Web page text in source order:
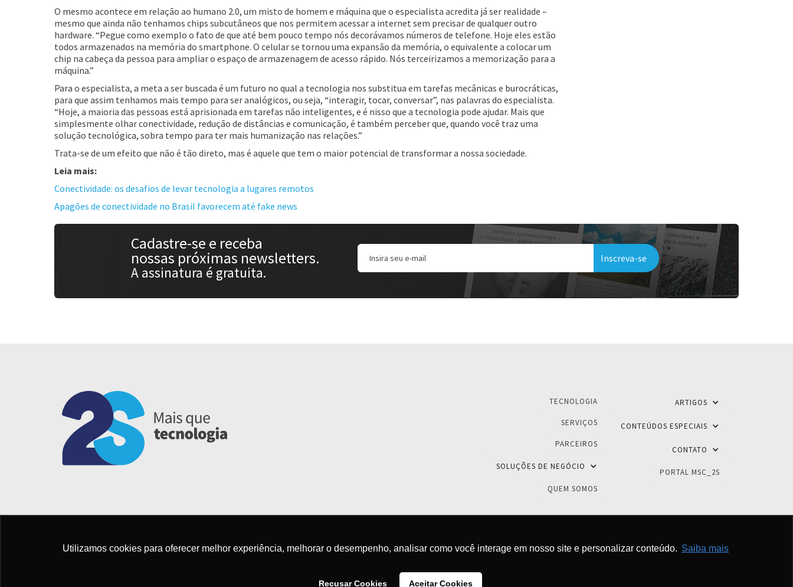
Utilizamos cookies para oferecer melhor experiência, melhorar o desempenho, analisar como você interage em nosso site e personalizar conteúdo. Saiba mais
Recusar Cookies Aceitar Cookies
O mesmo acontece em relação ao humano 2.0, um misto de homem e máquina que o especialista acredita já ser realidade –
mesmo que ainda não tenhamos chips subcutâneos que nos permitem acessar a internet sem precisar de qualquer outro
hardware. “Pegue como exemplo o fato de que até bem pouco tempo nós decorávamos números de telefone. Hoje eles estão
todos armazenados na memória do smartphone. O celular se tornou uma expansão da memória, o equivalente a colocar um
chip na cabeça da pessoa para ampliar o espaço de armazenagem de acesso rápido. Nós terceirizamos a memorização para a
máquina.”
Para o especialista, a meta a ser buscada é um futuro no qual a tecnologia nos substitua em tarefas mecânicas e burocráticas,
para que assim tenhamos mais tempo para ser analógicos, ou seja, “interagir, tocar, conversar”, nas palavras do especialista.
“Hoje, a maioria das pessoas está aprisionada em tarefas não inteligentes, e é nisso que a tecnologia pode ajudar. Mais que
simplesmente olhar conectividade, redução de distâncias e comunicação, é também perceber que, quando você traz uma
solução tecnológica, sobra tempo para ter mais humanização nas relações.”
Trata-se de um efeito que não é tão direto, mas é aquele que tem o maior potencial de transformar a nossa sociedade.
Leia mais:
Conectividade: os desafios de levar tecnologia a lugares remotos
Apagões de conectividade no Brasil favorecem até fake news
Cadastre-se e receba
nossas próximas newsletters.
A assinatura é gratuita.
TECNOLOGIA
SERVIÇOS
PARCEIROS
SOLUÇÕES DE NEGÓCIO
QUEM SOMOS
ARTIGOS
CONTEÚDOS ESPECIAIS
CONTATO
PORTAL MSC_2S